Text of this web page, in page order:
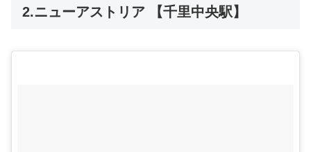
2.ニューアストリア 【千里中央駅】